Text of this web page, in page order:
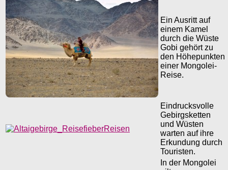
Ein Ausritt auf
einem Kamel
durch die Wüste
Gobi gehört zu
den Höhepunkten
einer Mongolei-
Reise.
Eindrucksvolle
Gebirgsketten
und Wüsten
warten auf ihre
Erkundung durch
Touristen.
In der Mongolei